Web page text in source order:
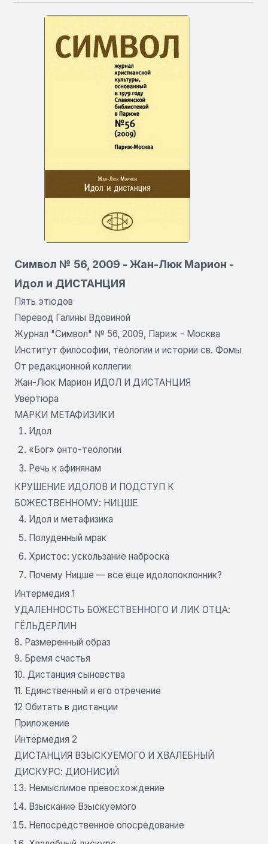
Символ № 56, 2009 - Жан-Люк Марион -
Идол и ДИСТАНЦИЯ
Пять этюдов
Перевод Галины Вдовиной
Журнал "Символ" № 56, 2009, Париж - Москва
Институт философии, теологии и истории св. Фомы
От редакционной коллегии
Жан-Люк Марион ИДОЛ И ДИСТАНЦИЯ
Увертюра
МАРКИ МЕТАФИЗИКИ
Идол
«Бог» онто-теологии
Речь к афинянам
КРУШЕНИЕ ИДОЛОВ И ПОДСТУП К
БОЖЕСТВЕННОМУ: НИЦШЕ
Идол и метафизика
Полуденный мрак
Христос: ускользание наброска
Почему Ницше — все еще идолопоклонник?
Интермедия 1
УДАЛЕННОСТЬ БОЖЕСТВЕННОГО И ЛИК ОТЦА:
ГЁЛЬДЕРЛИН
8. Размеренный образ
9. Бремя счастья
10. Дистанция сыновства
11. Единственный и его отречение
12 Обитать в дистанции
Приложение
Интермедия 2
ДИСТАНЦИЯ ВЗЫСКУЕМОГО И ХВАЛЕБНЫЙ
ДИСКУРС: ДИОНИСИЙ
Немыслимое превосхождение
Взыскание Взыскуемого
Непосредственное опосредование